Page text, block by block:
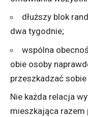
dłuższy blok
dwa tygodnie;
wspólna
obie osoby
przeszkadzać
Nie każda relacja
mieszkająca razem